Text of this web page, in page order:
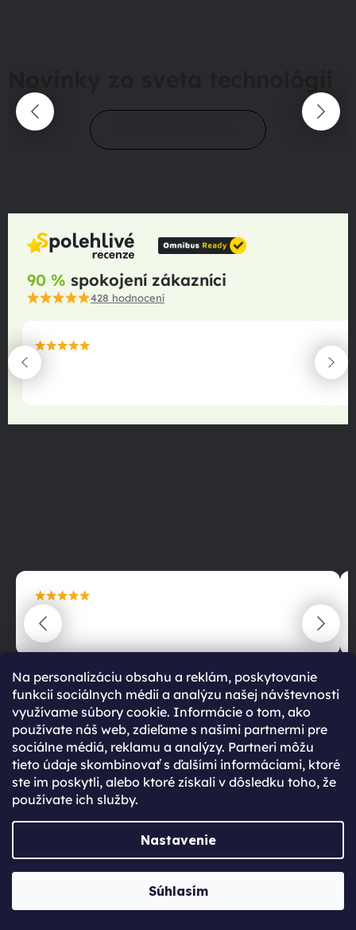
Na personalizáciu obsahu a reklám, poskytovanie
funkcií sociálnych médií a analýzu našej návštevnosti
využívame súbory cookie. Informácie o tom, ako
používate náš web, zdieľame s našimi partnermi pre
sociálne médiá, reklamu a analýzy. Partneri môžu
tieto údaje skombinovať s ďalšími informáciami, ktoré
ste im poskytli, alebo ktoré získali v dôsledku toho, že
používate ich služby.
Nastavenie
Súhlasím
90 % spokojení zákazníci
428 hodnocení
maximální spokojenost
22.06.2025
maximální spokojenost
22.06.2025
RATING TITLE
99 %
RATING PARAGRAPH